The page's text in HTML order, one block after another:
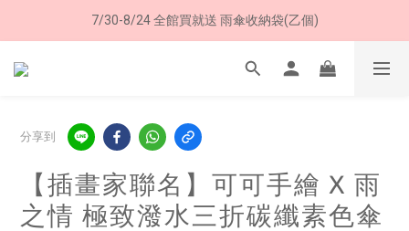
8/8 父親節限定 超商取貨免運費
分享到
【插畫家聯名】可可手繪 X 雨
之情 極致潑水三折碳纖素色傘